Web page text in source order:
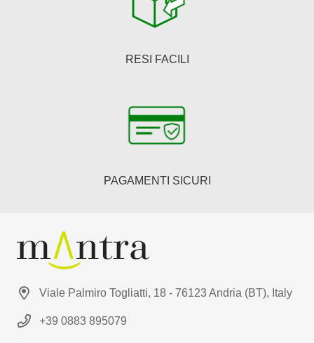
RESI FACILI
PAGAMENTI SICURI
Viale Palmiro Togliatti, 18 - 76123 Andria (BT), Italy
+39 0883 895079